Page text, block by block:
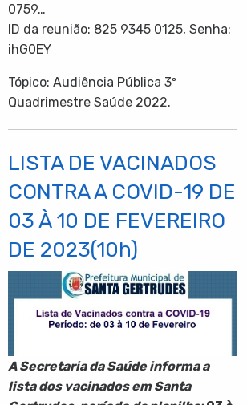
0759…
ID da reunião: 825 9345 0125, Senha:
ihG0EY
Tópico: Audiência Pública 3º
Quadrimestre Saúde 2022.
LISTA DE VACINADOS
CONTRA A COVID-19 DE
03 À 10 DE FEVEREIRO
DE 2023(10h)
A Secretaria da Saúde informa a
lista dos vacinados em Santa